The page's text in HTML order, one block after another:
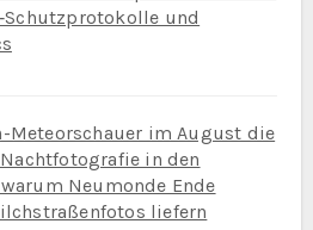
und
Meteorschauer im August die
in den
Neumonde Ende
liefern